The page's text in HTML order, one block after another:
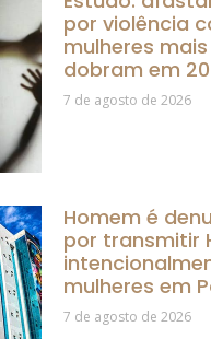
por violência
mulheres
dobram em
7 de agosto de 2026
Homem é
por transmitir
mulheres em
7 de agosto de 2026